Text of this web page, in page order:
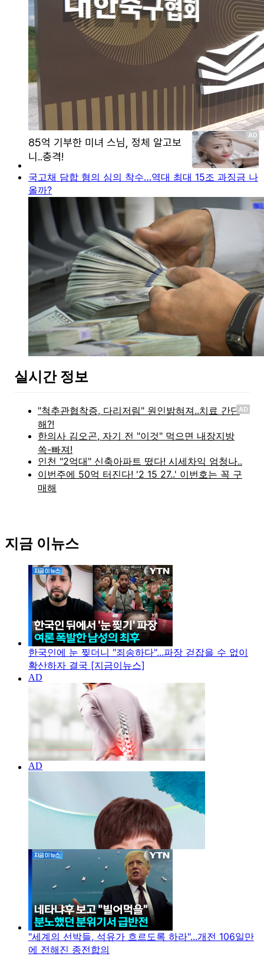
국고채 담합 혐의 심의 착수…역대 최대 15조 과징금 나
올까?
실시간 정보
AD
지금 이뉴스
한국인에 눈 찢더니 "죄송하다"...파장 걷잡을 수 없이
확산하자 결국 [지금이뉴스]
"세계의 선박들, 석유가 흐르도록 하라"...개전 106일만
에 전해진 종전합의